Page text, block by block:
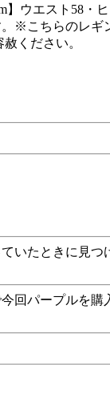
ウエスト58・
※こちらのレギ
ください。
いたときに見
回パープルを